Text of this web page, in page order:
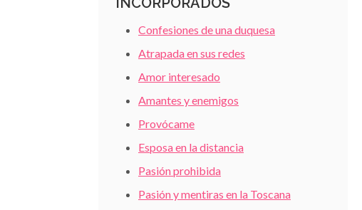
Confesiones de una duquesa
Atrapada en sus redes
Amor interesado
Amantes y enemigos
Provócame
Esposa en la distancia
Pasión prohibida
Pasión y mentiras en la Toscana